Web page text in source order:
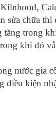
sửa chữa thì
tăng trong
khi đó
nước gia
điều kiện